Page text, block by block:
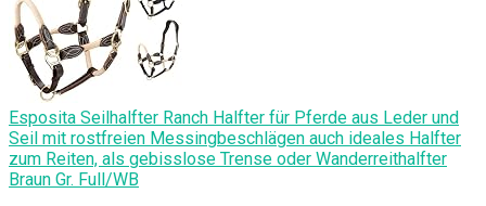
Esposita Seilhalfter Ranch Halfter für Pferde aus Leder und
Seil mit rostfreien Messingbeschlägen auch ideales Halfter
zum Reiten, als gebisslose Trense oder Wanderreithalfter
Braun Gr. Full/WB